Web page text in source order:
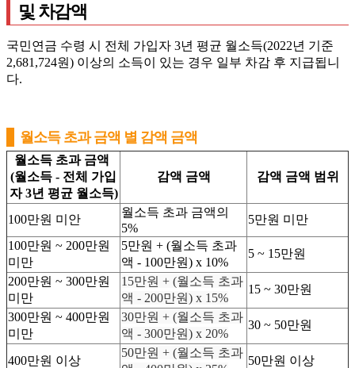
및 차감액
국민연금 수령 시 전체 가입자 3년 평균 월소득(2022년 기준
2,681,724원) 이상의 소득이 있는 경우 일부 차감 후 지급됩니
다.
월소득 초과 금액 별 감액 금액
월소득 초과 금액
(월소득 - 전체 가입
자 3년 평균 월소득)
감액 금액 감액 금액 범위
100만원 미안
월소득 초과 금액의
5%
5만원 미만
100만원 ~ 200만원
미만
5만원 + (월소득 초과
액 - 100만원) x 10%
5 ~ 15만원
200만원 ~ 300만원
미만
15만원 + (월소득 초과
액 - 200만원) x 15%
15 ~ 30만원
300만원 ~ 400만원
미만
30만원 + (월소득 초과
액 - 300만원) x 20%
30 ~ 50만원
400만원 이상
50만원 + (월소득 초과
50만원 이상